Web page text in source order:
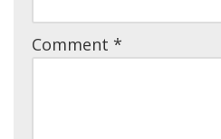
Comment *